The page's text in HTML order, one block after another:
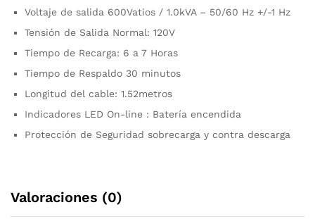
Voltaje de salida 600Vatios / 1.0kVA – 50/60 Hz +/-1 Hz
Tensión de Salida Normal: 120V
Tiempo de Recarga: 6 a 7 Horas
Tiempo de Respaldo 30 minutos
Longitud del cable: 1.52metros
Indicadores LED On-line : Batería encendida
Protección de Seguridad sobrecarga y contra descarga
Valoraciones (0)